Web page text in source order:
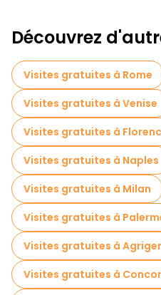
Découvrez
Visites gratuites à Rome
Visites gratuites à Venise
Visites gratuites à
Visites gratuites à Naples
Visites gratuites à Milan
Visites gratuites à
Visites gratuites à
Visites gratuites à